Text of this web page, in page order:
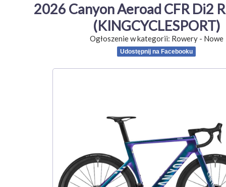
2026 Canyon Aeroad CFR Di2
(KINGCYCLESPORT)
Ogłoszenie w kategorii: Rowery- Nowe
Udostępnij na Facebooku